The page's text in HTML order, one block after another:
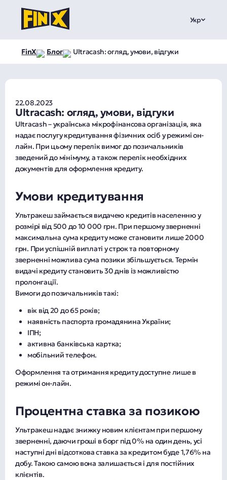
Укр
FinX Блог Ultracash: огляд, умови, відгуки
22.08.2023
Ultracash: огляд, умови, відгуки
Ultracash – українська мікрофінансова організація, яка
надає послугу кредитування фізичних осіб у режимі он-
лайн. При цьому перелік вимог до позичальників
зведений до мінімуму, а також перелік необхідних
документів для оформлення кредиту.
Умови кредитування
Ультракеш займається видачею кредитів населенню у
розмірі від 500 до 10 000 грн. При першому зверненні
максимальна сума кредиту може становити лише 2000
грн. При успішній виплаті у строк та повторному
зверненні можлива сума позики збільшується. Термін
видачі кредиту становить 30 днів із можливістю
пролонгації.
Вимоги до позичальників такі:
вік від 20 до 65 років;
наявність паспорта громадянина України;
ІПН;
активна банківська картка;
мобільний телефон.
Оформлення та отримання кредиту доступне лише в
режимі он-лайн.
Процентна ставка за позикою
Ультракеш надає знижку новим клієнтам при першому
зверненні, даючи гроші в борг під 0% на один день, усі
наступні дні відсоткова ставка за кредитом буде 1,76% на
добу. Такою самою вона залишається і для постійних
клієнтів.